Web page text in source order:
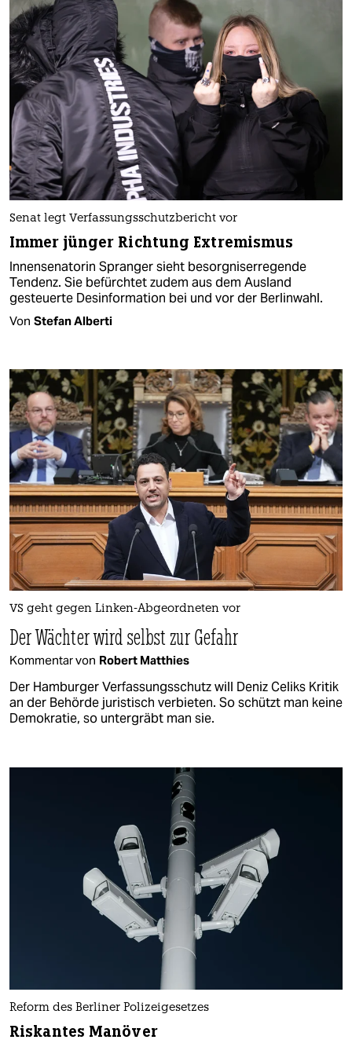
Senat legt Verfassungsschutzbericht vor
Immer jünger Richtung Extremismus
Innensenatorin Spranger sieht besorgniserregende
Tendenz. Sie befürchtet zudem aus dem Ausland
gesteuerte Desinformation bei und vor der Berlinwahl.
Von Stefan Alberti
VS geht gegen Linken-Abgeordneten vor
Der Wächter wird selbst zur Gefahr
Kommentar von Robert Matthies
Der Hamburger Verfassungsschutz will Deniz Celiks Kritik
an der Behörde juristisch verbieten. So schützt man keine
Demokratie, so untergräbt man sie.
Reform des Berliner Polizeigesetzes
Riskantes Manöver